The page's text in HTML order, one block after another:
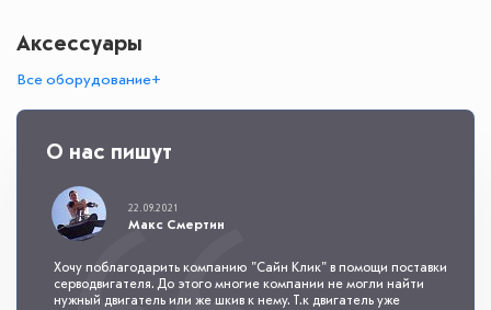
Аксессуары
Все оборудование+
О нас пишут
22.09.2021
Макс Смертин
Хочу поблагодарить компанию "Сайн Клик" в помощи поставки
серводвигателя. До этого многие компании не могли найти
нужный двигатель или же шкив к нему. Т.к двигатель уже